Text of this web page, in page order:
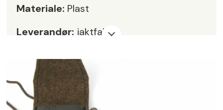
Materiale: Plast
Leverandør: jaktfall.no
Karakter:5